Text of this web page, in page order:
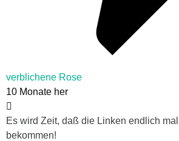
verblichene Rose
10 Monate her
Es wird Zeit, daß die Linken endlich
bekommen!